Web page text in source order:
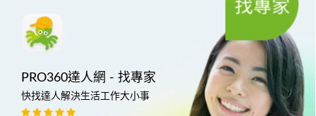
PRO360達人網 - 找專家
快找達人解決生活工作大小事